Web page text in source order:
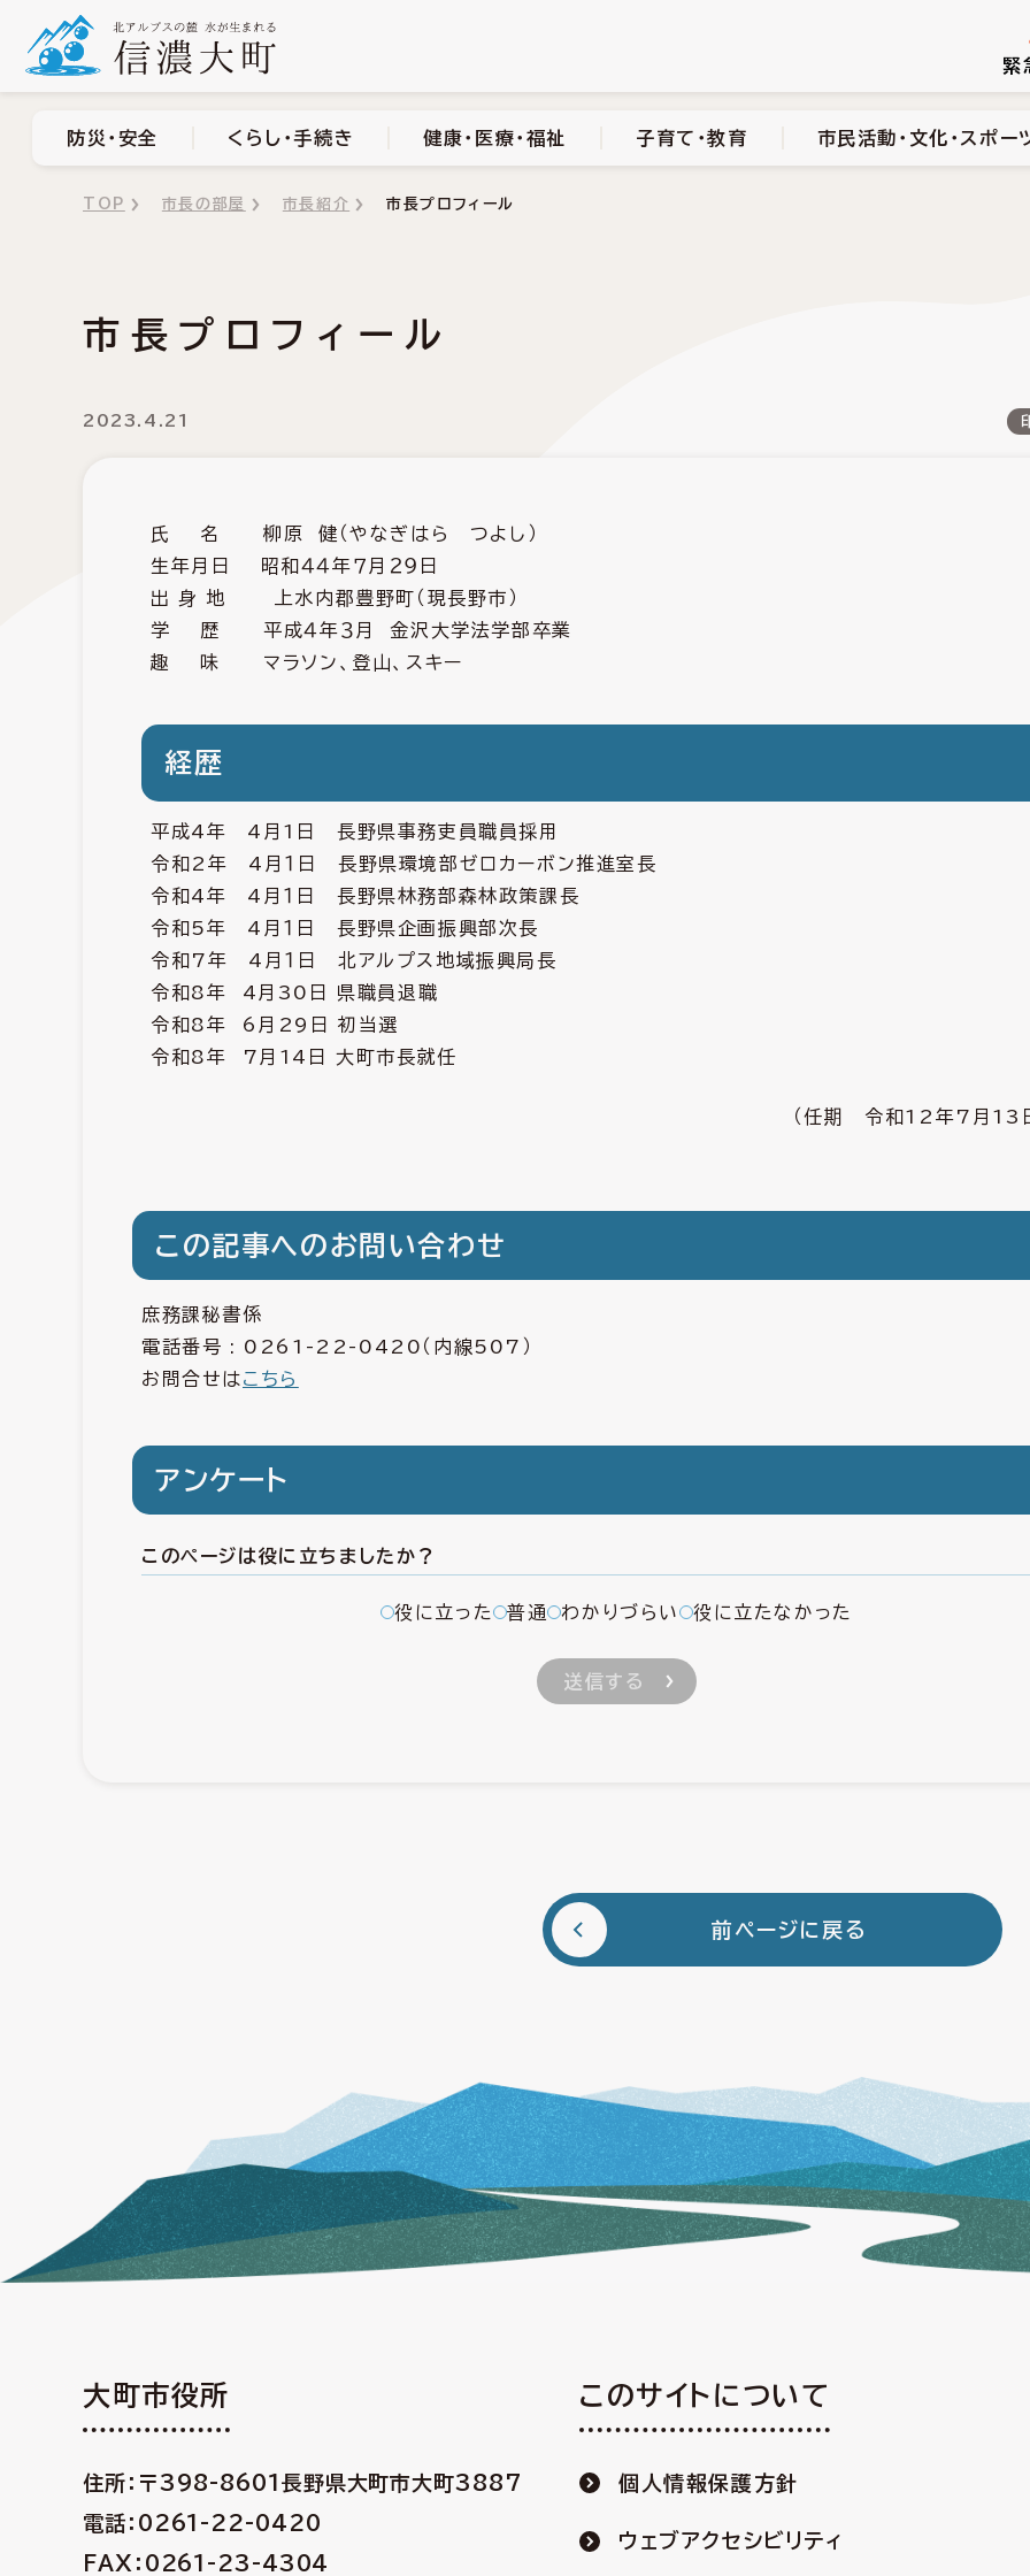
緊
市民活動・文化・スポーツ
防災・安全 くらし・手続き 健康・医療・福祉 子育て・教育 市民活動・文化・スポー
TOP 市長の部屋 市長紹介 市長プロフィール
市長プロフィール
2023.4.21
氏 名 柳原 健（やなぎはら つよし）
生年月日 昭和４４年７月２９日
出 身 地 上水内郡豊野町（現長野市）
学 歴 平成４年３月 金沢大学法学部卒業
趣 味 マラソン、登山、スキー
経歴
平成4年 4月1日 長野県事務吏員職員採用
令和2年 4月１日 長野県環境部ゼロカーボン推進室長
令和4年 4月１日 長野県林務部森林政策課長
令和5年 4月１日 長野県企画振興部次長
令和7年 4月１日 北アルプス地域振興局長
令和8年 4月30日 県職員退職
令和8年 6月29日 初当選
令和8年 7月14日 大町市長就任
（任期 令和12年7月13
この記事へのお問い合わせ
庶務課秘書係
電話番号 : 0261-22-0420 （内線507）
お問合せはこちら
アンケート
このページは役に立ちましたか？
役に立った 普通 わかりづらい 役に立たなかった
前ページに戻る
大町市役所
住所：〒398-8601 長野県大町市大町3887
電話：0261-22-0420
FAX：0261-23-4304
このサイトについて
個人情報保護方針
ウェブアクセシビリティ